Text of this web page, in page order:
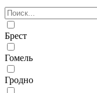
Брест
Гомель
Гродно